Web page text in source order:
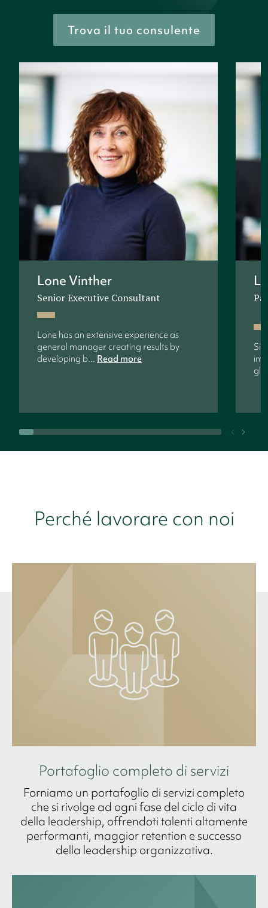
Trova il tuo consulente
Lone Vinther
Senior Executive Consultant
Lone has an extensive experience as
general manager creating results by
developing b... Read more
Perché lavorare con noi
Portafoglio completo di servizi
Forniamo un portafoglio di servizi completo
che si rivolge ad ogni fase del ciclo di vita
della leadership, offrendoti talenti altamente
performanti, maggior retention e successo
della leadership organizzativa.